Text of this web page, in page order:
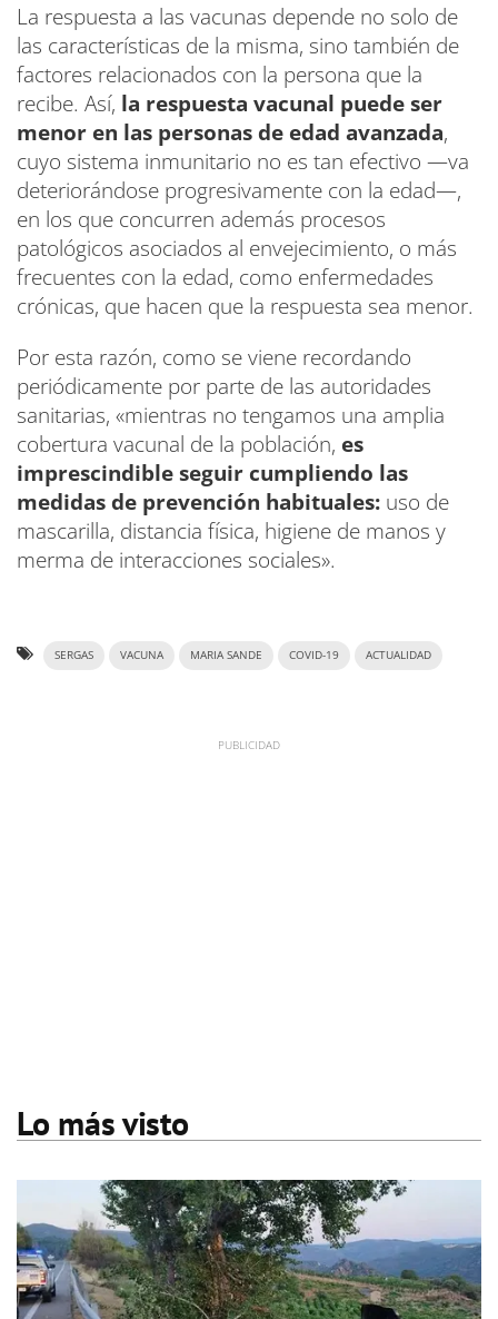
La respuesta a las vacunas depende no solo de
las características de la misma, sino también de
factores relacionados con la persona que la
recibe. Así, la respuesta vacunal puede ser
menor en las personas de edad avanzada,
cuyo sistema inmunitario no es tan efectivo —va
deteriorándose progresivamente con la edad—,
en los que concurren además procesos
patológicos asociados al envejecimiento, o más
frecuentes con la edad, como enfermedades
crónicas, que hacen que la respuesta sea menor.
Por esta razón, como se viene recordando
periódicamente por parte de las autoridades
sanitarias, «mientras no tengamos una amplia
cobertura vacunal de la población, es
imprescindible seguir cumpliendo las
medidas de prevención habituales: uso de
mascarilla, distancia física, higiene de manos y
merma de interacciones sociales».
SERGAS VACUNA MARIA SANDE COVID-19 ACTUALIDAD
Lo más visto